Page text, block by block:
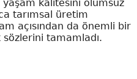
kalitesini olumsuz
tarımsal üretim
açısından da önemli bir
tamamladı.